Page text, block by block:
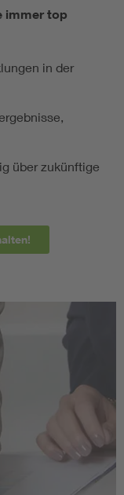
immer top
in der
über zukünftige